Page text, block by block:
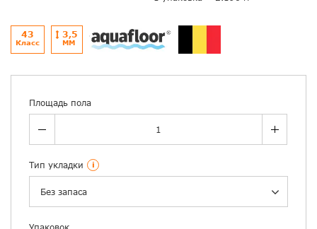
43
Класс
3,5
ММ
Площадь пола
Тип укладки i
Без запаса